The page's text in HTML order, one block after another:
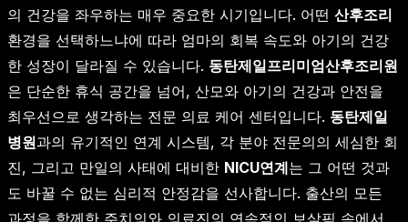
의 건강을 좌우하는 매우 중요한 시기입니다. 어떤 산후조리
환경을 선택하느냐에 따라 엄마의 회복 속도와 아기의 건강
한 성장이 달라질 수 있습니다. 동탄제일프리미엄산후조리원
은 단순한 휴식 공간을 넘어, 산모와 아기의 건강과 안전을
최우선으로 생각하는 전문 의료 케어 센터입니다. 동탄제일
병원과의 유기적인 연계 시스템, 각 분야 전문의의 세심한 회
진, 그리고 만일의 사태에 대비한 NICU연계는 그 어떤 것과
도 바꿀 수 없는 심리적 안정감을 선사합니다. 출산의 모든